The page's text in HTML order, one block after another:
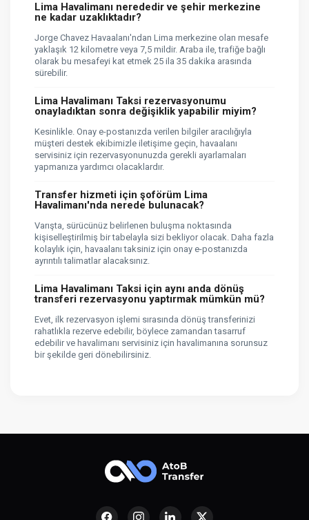
Lima Havalimanı nerededir ve şehir merkezine
ne kadar uzaklıktadır?
Jorge Chavez Havaalanı'ndan Lima merkezine olan mesafe
yaklaşık 12 kilometre veya 7,5 mildir. Araba ile, trafiğe bağlı
olarak bu mesafeyi kat etmek 25 ila 35 dakika arasında
sürebilir.
Lima Havalimanı Taksi rezervasyonumu
onayladıktan sonra değişiklik yapabilir miyim?
Kesinlikle. Onay e-postanızda verilen bilgiler aracılığıyla
müşteri destek ekibimizle iletişime geçin, havaalanı
servisiniz için rezervasyonunuzda gerekli ayarlamaları
yapmanıza yardımcı olacaklardır.
Transfer hizmeti için şoförüm Lima
Havalimanı'nda nerede bulunacak?
Varışta, sürücünüz belirlenen buluşma noktasında
kişiselleştirilmiş bir tabelayla sizi bekliyor olacak. Daha fazla
kolaylık için, havaalanı taksiniz için onay e-postanızda
ayrıntılı talimatlar alacaksınız.
Lima Havalimanı Taksi için aynı anda dönüş
transferi rezervasyonu yaptırmak mümkün mü?
Evet, ilk rezervasyon işlemi sırasında dönüş transferinizi
rahatlıkla rezerve edebilir, böylece zamandan tasarruf
edebilir ve havalimanı servisiniz için havalimanına sorunsuz
bir şekilde geri dönebilirsiniz.